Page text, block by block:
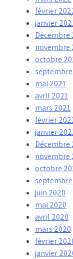
février
janvier
Décembre
novembre
octobre
mai 2021
avril 2021
mars 2021
février
janvier
Décembre
novembre
octobre
juin 2020
mai 2020
avril 2020
mars 2020
février
janvier